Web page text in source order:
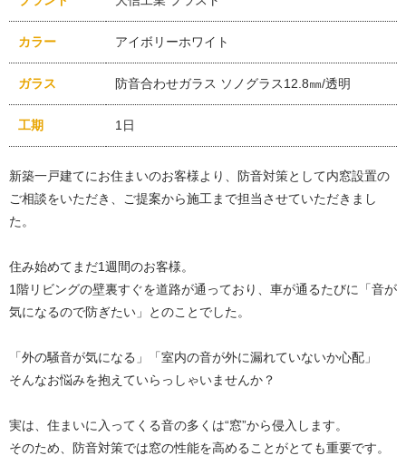
カラー アイボリーホワイト
ガラス 防音合わせガラス ソノグラス12.8㎜/透明
工期 1日
新築一戸建てにお住まいのお客様より、防音対策として内窓設置の
ご相談をいただき、ご提案から施工まで担当させていただきまし
た。
住み始めてまだ1週間のお客様。
1階リビングの壁裏すぐを道路が通っており、車が通るたびに「音が
気になるので防ぎたい」とのことでした。
「外の騒音が気になる」「室内の音が外に漏れていないか心配」
そんなお悩みを抱えていらっしゃいませんか？
実は、住まいに入ってくる音の多くは“窓”から侵入します。
そのため、防音対策では窓の性能を高めることがとても重要です。